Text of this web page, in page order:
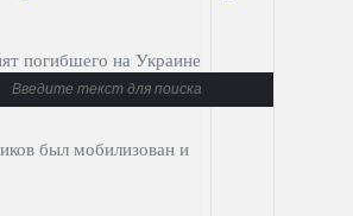
2022-
погибшего на Украине
был мобилизован и